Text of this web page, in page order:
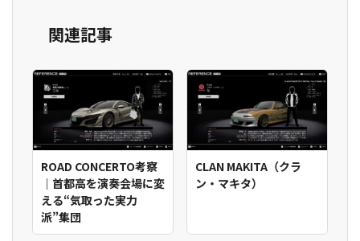
関連記事
ROAD CONCERTO考察
｜首都高を演奏会場に変
える“気取った実力
派”集団
CLAN MAKITA（クラ
ン・マキタ）